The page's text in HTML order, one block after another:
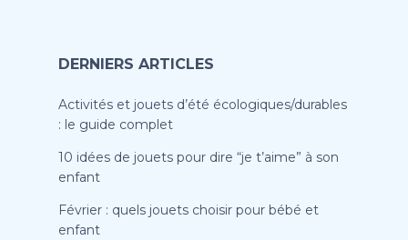
DERNIERS ARTICLES
Activités et jouets d’été écologiques/durables
: le guide complet
10 idées de jouets pour dire “je t’aime” à son
enfant
Février : quels jouets choisir pour bébé et
enfant